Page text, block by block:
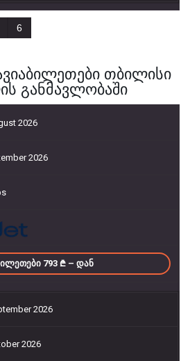
6
თბილისი
განმავლობაში
2026
2026
793 – ᲓᲐᲜ
2026
2026